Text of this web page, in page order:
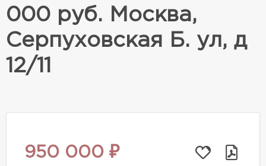
000 руб. Москва,
Серпуховская Б. ул, д
12/11
950 000 ₽